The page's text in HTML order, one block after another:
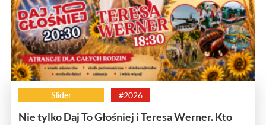
Slider #2026
Nie tylko Daj To Głośniej i Teresa Werner. Kto